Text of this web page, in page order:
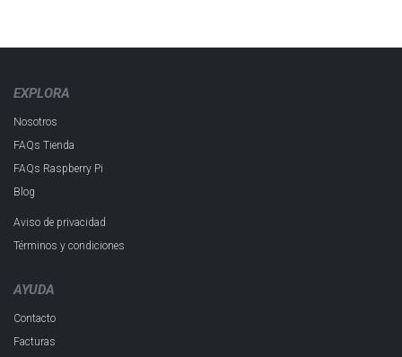
EXPLORA
Nosotros
FAQs Tienda
FAQs Raspberry Pi
Blog
Aviso de privacidad
Términos y condiciones
AYUDA
Contacto
Facturas